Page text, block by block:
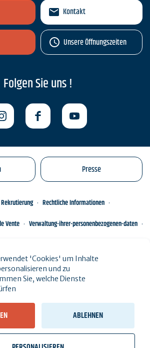
auf der Karte ( 9 Ergebnisse
Kontakt
Unsere Öffnungszeiten
Folgen Sie uns !
Presse
Rekrutierung
Rechtliche Informationen
Vente
Verwaltung-ihrer-personenbezogenen-daten
'Cookies' um Inhalte
und zu
Sie, welche Dienste
ABLEHNEN